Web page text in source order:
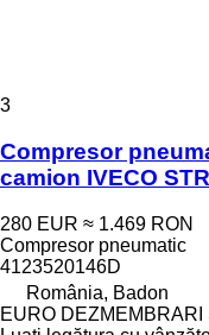
3
Compresor
camion IVECO
280 EUR ≈ 1.469 RON
Compresor pneumatic
4123520146D
România, Badon
EURO DEZMEMBRARI